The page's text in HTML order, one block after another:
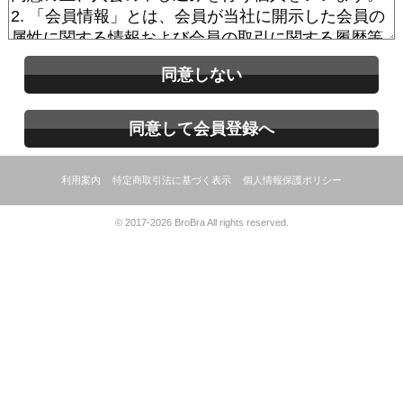
同意しない
同意して会員登録へ
利用案内 特定商取引法に基づく表示 個人情報保護ポリシー
© 2017-2026 BroBra All rights reserved.